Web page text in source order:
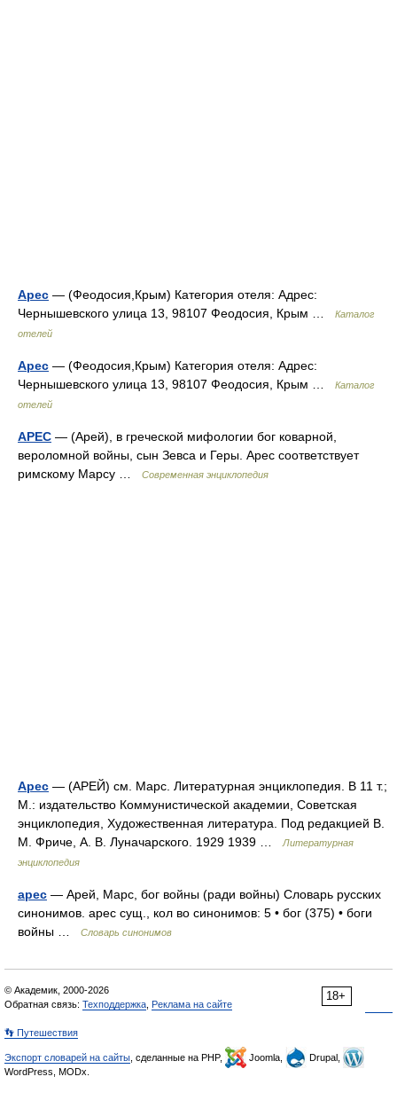
Арес — (Феодосия,Крым) Категория отеля: Адрес:
Чернышевского улица 13, 98107 Феодосия, Крым …
Каталог
отелей
Арес — (Феодосия,Крым) Категория отеля: Адрес:
Чернышевского улица 13, 98107 Феодосия, Крым …
Каталог
отелей
АРЕС — (Арей), в греческой мифологии бог коварной,
вероломной войны, сын Зевса и Геры. Арес соответствует
римскому Марсу …
Современная энциклопедия
Арес — (АРЕЙ) см. Марс. Литературная энциклопедия. В 11 т.;
М.: издательство Коммунистической академии, Советская
энциклопедия, Художественная литература. Под редакцией В.
М. Фриче, А. В. Луначарского. 1929 1939 …
Литературная
энциклопедия
арес — Арей, Марс, бог войны (ради войны) Словарь русских
синонимов. арес сущ., кол во синонимов: 5 • бог (375) • боги
войны …
Словарь синонимов
18+
© Академик, 2000-2026
Обратная связь: Техподдержка Реклама на сайте
👣 Путешествия
Экспорт словарей на сайты , сделанные на PHP, Joomla,
Drupal,
WordPress, MODx.